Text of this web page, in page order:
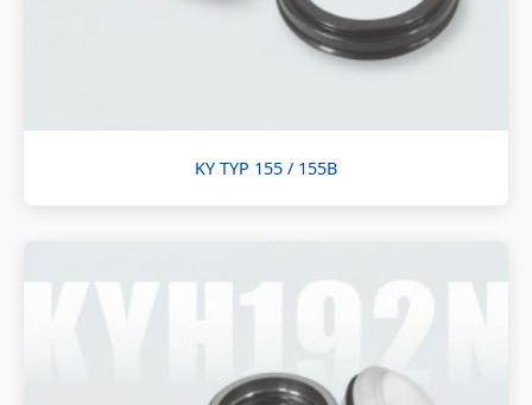
KY TYP 155 / 155B